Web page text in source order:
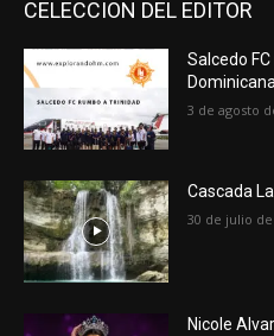
CELECCION DEL EDITOR
Salcedo
3 de agosto
Cascada
30 de julio de
Nicole